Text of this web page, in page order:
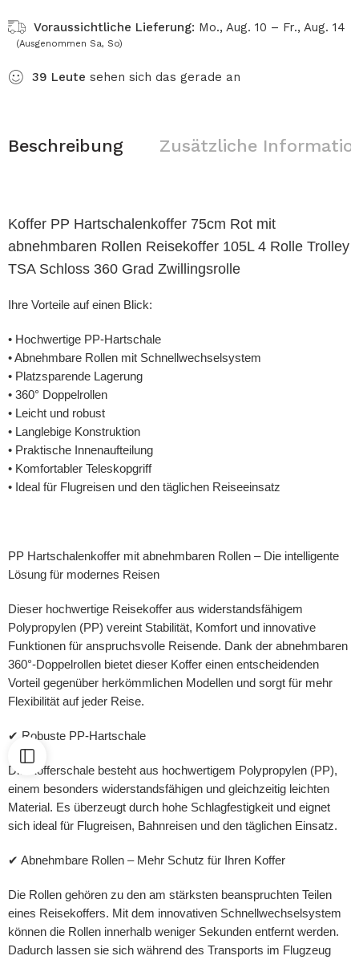
Voraussichtliche Lieferung: Mo., Aug. 10 – Fr., Aug. 14
(Ausgenommen Sa, So)
39 Leute sehen sich das gerade an
Beschreibung Zusätzliche
Koffer PP Hartschalenkoffer 75cm Rot mit
abnehmbaren Rollen Reisekoffer 105L 4 Rolle Trolley
TSA Schloss 360 Grad Zwillingsrolle
Ihre Vorteile auf einen Blick:
• Hochwertige PP-Hartschale
• Abnehmbare Rollen mit Schnellwechselsystem
• Platzsparende Lagerung
• 360° Doppelrollen
• Leicht und robust
• Langlebige Konstruktion
• Praktische Innenaufteilung
• Komfortabler Teleskopgriff
• Ideal für Flugreisen und den täglichen Reiseeinsatz
PP Hartschalenkoffer mit abnehmbaren Rollen – Die intelligente
Lösung für modernes Reisen
Dieser hochwertige Reisekoffer aus widerstandsfähigem
Polypropylen (PP) vereint Stabilität, Komfort und innovative
Funktionen für anspruchsvolle Reisende. Dank der abnehmbaren
360°-Doppelrollen bietet dieser Koffer einen entscheidenden
Vorteil gegenüber herkömmlichen Modellen und sorgt für mehr
Flexibilität auf jeder Reise.
✔ Robuste PP-Hartschale
Die Kofferschale besteht aus hochwertigem Polypropylen (PP),
einem besonders widerstandsfähigen und gleichzeitig leichten
Material. Es überzeugt durch hohe Schlagfestigkeit und eignet
sich ideal für Flugreisen, Bahnreisen und den täglichen Einsatz.
✔ Abnehmbare Rollen – Mehr Schutz für Ihren Koffer
Die Rollen gehören zu den am stärksten beanspruchten Teilen
eines Reisekoffers. Mit dem innovativen Schnellwechselsystem
können die Rollen innerhalb weniger Sekunden entfernt werden.
Dadurch lassen sie sich während des Transports im Flugzeug